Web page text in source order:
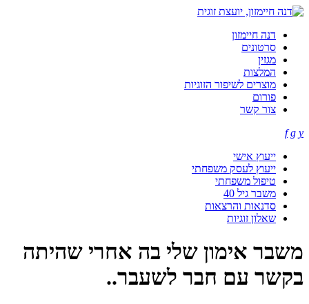
דנה חיימזון
סרטונים
מגזין
המלצות
מוצרים לשיפור הזוגיות
פורום
צור קשר
f g y
ייעוץ אישי
ייעוץ לעסק משפחתי
טיפול משפחתי
משבר גיל 40
סדנאות והרצאות
שאלון זוגיות
משבר אימון שלי בה אחרי שהיתה
בקשר עם חבר לשעבר..